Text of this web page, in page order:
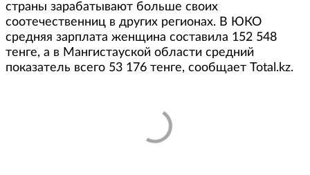
страны зарабатывают больше своих
соотечественниц в других регионах. В ЮКО
средняя зарплата женщина составила 152 548
тенге, а в Мангистауской области средний
показатель всего 53 176 тенге, сообщает Total.kz.